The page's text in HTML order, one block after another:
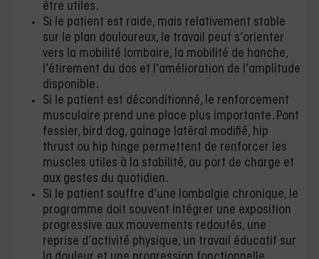
être utiles.
Si le patient est raide, mais relativement stable
sur le plan douloureux, le travail peut s’orienter
vers la mobilité lombaire, la mobilité de hanche,
l’étirement du dos et l’amélioration de l’amplitude
disponible.
Si le patient est déconditionné, le renforcement
musculaire prend une place plus importante. Pont
fessier, bird dog, gainage latéral modifié, hip
thrust ou hip hinge permettent de renforcer les
muscles utiles à la stabilité, au port de charge et
aux gestes du quotidien.
Si le patient souffre d’une lombalgie chronique, le
programme doit souvent intégrer une exposition
progressive aux mouvements redoutés, une
reprise d’activité physique, un travail éducatif sur